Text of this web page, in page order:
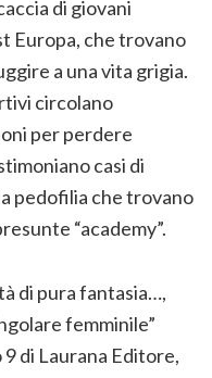
di giovani
Europa, che trovano
a una vita grigia.
circolano
per perdere
casi di
pedofilia che trovano
“academy”.
di pura fantasia…,
femminile”
di Laurana Editore,